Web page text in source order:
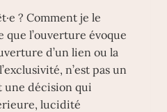
? Comment je le
que l’ouverture évoque
d’un lien ou la
n’est pas un
une décision qui
lucidité